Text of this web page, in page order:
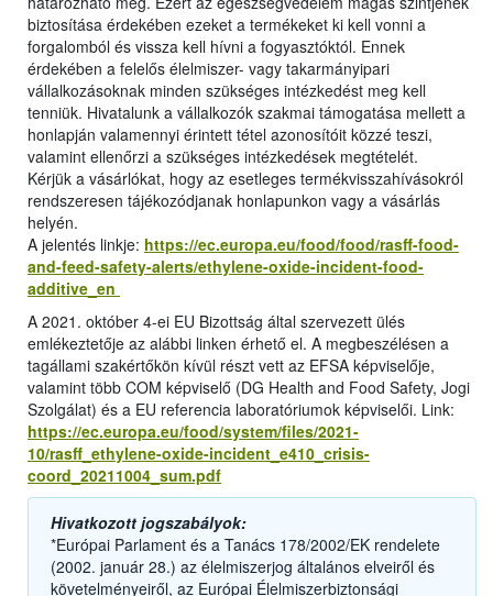
biztosítása érdekében ezeket a termékeket ki kell vonni a
forgalomból és vissza kell hívni a fogyasztóktól. Ennek
érdekében a felelős élelmiszer- vagy takarmányipari
vállalkozásoknak minden szükséges intézkedést meg kell
tenniük. Hivatalunk a vállalkozók szakmai támogatása mellett a
honlapján valamennyi érintett tétel azonosítóit közzé teszi,
valamint ellenőrzi a szükséges intézkedések megtételét.
Kérjük a vásárlókat, hogy az esetleges termékvisszahívásokról
rendszeresen tájékozódjanak honlapunkon vagy a vásárlás
helyén.
A jelentés linkje: https://ec.europa.eu/food/food/rasff-food-
and-feed-safety-alerts/ethylene-oxide-incident-food-
additive_en
A 2021. október 4-ei EU Bizottság által szervezett ülés
emlékeztetője az alábbi linken érhető el. A megbeszélésen a
tagállami szakértőkön kívül részt vett az EFSA képviselője,
valamint több COM képviselő (DG Health and Food Safety, Jogi
Szolgálat) és a EU referencia laboratóriumok képviselői. Link:
https://ec.europa.eu/food/system/files/2021-
10/rasff_ethylene-oxide-incident_e410_crisis-
coord_20211004_sum.pdf
Hivatkozott jogszabályok:
*Európai Parlament és a Tanács 178/2002/EK rendelete
(2002. január 28.) az élelmiszerjog általános elveiről és
követelményeiről, az Európai Élelmiszerbiztonsági